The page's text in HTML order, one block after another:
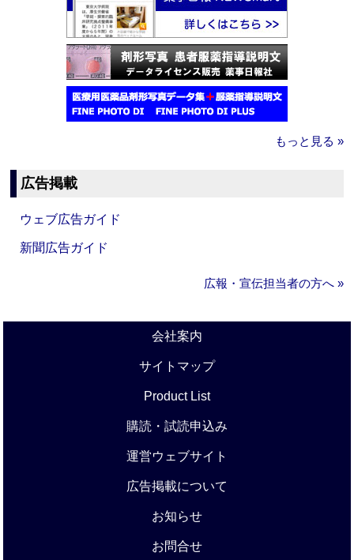
もっと見る »
広告掲載
ウェブ広告ガイド
新聞広告ガイド
広報・宣伝担当者の方へ »
会社案内
サイトマップ
Product List
購読・試読申込み
運営ウェブサイト
広告掲載について
お知らせ
お問合せ